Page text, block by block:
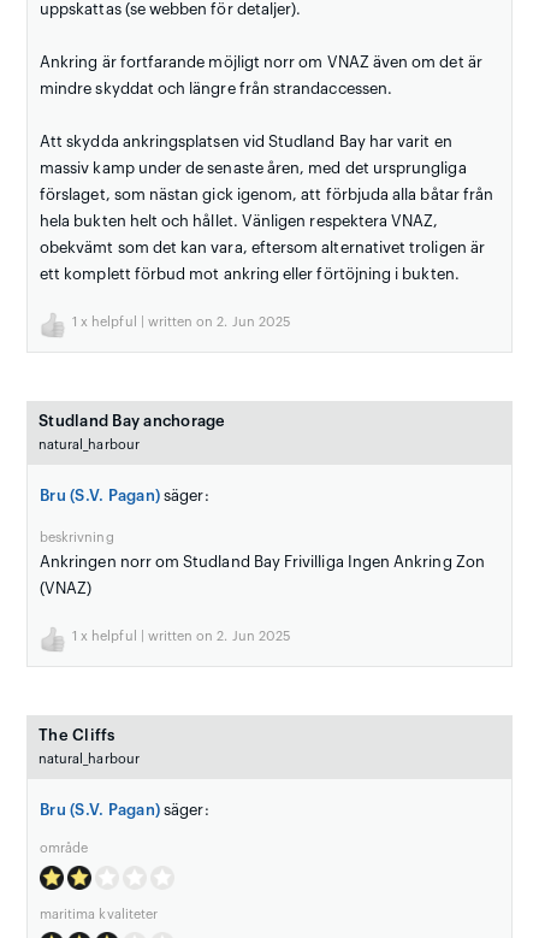
uppskattas (se webben för detaljer).
Ankring är fortfarande möjligt norr om VNAZ även om det är
mindre skyddat och längre från strandaccessen.
Att skydda ankringsplatsen vid Studland Bay har varit en
massiv kamp under de senaste åren, med det ursprungliga
förslaget, som nästan gick igenom, att förbjuda alla båtar från
hela bukten helt och hållet. Vänligen respektera VNAZ,
obekvämt som det kan vara, eftersom alternativet troligen är
ett komplett förbud mot ankring eller förtöjning i bukten.
1 x helpful | written on 2. Jun 2025
Studland Bay anchorage
natural_harbour
Bru (S.V. Pagan) säger:
beskrivning
Ankringen norr om Studland Bay Frivilliga Ingen Ankring Zon
(VNAZ)
1 x helpful | written on 2. Jun 2025
The Cliffs
natural_harbour
Bru (S.V. Pagan) säger:
område
maritima kvaliteter